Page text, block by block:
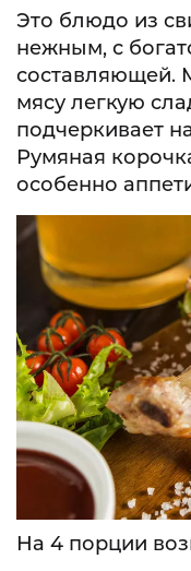
Это блюдо из
нежным, с
составляющей.
мясу легкую
подчеркивает
Румяная
особенно
На 4 порции